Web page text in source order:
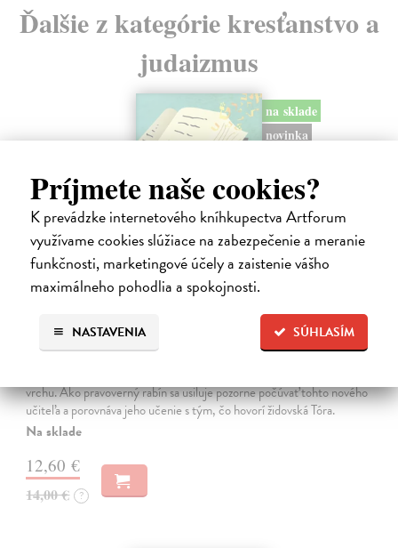
Príjmete naše cookies?
K prevádzke internetového kníhkupectva Artforum
využívame cookies slúžiace na zabezpečenie a meranie
funkčnosti, marketingové účely a zaistenie vášho
maximálneho pohodlia a spokojnosti.
SÚHLASÍM
NASTAVENIA
Ďalšie z kategórie kresťanstvo a
judaizmus
na sklade
novinka
Rabín sa rozpráva s Ježišom
Neusner Jacob| Kniha
vrchu. Ako pravoverný rabín sa usiluje pozorne počúvať tohto nového
učiteľa a porovnáva jeho učenie s tým, čo hovorí židovská Tóra.
Na sklade
12,60 €
14,00 € ?